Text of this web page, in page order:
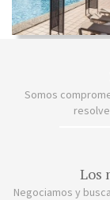
Somos
Los
Negociamos y